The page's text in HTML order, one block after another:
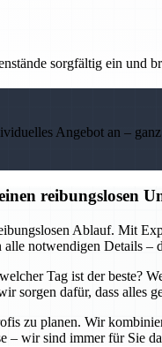
sorgfältig ein und
Angebot an –
reibungslosen
Ablauf. Mit
notwendigen Details –
Tag ist der beste?
sorgen dafür, dass alles
zu planen. Wir
– wir sind immer für Sie